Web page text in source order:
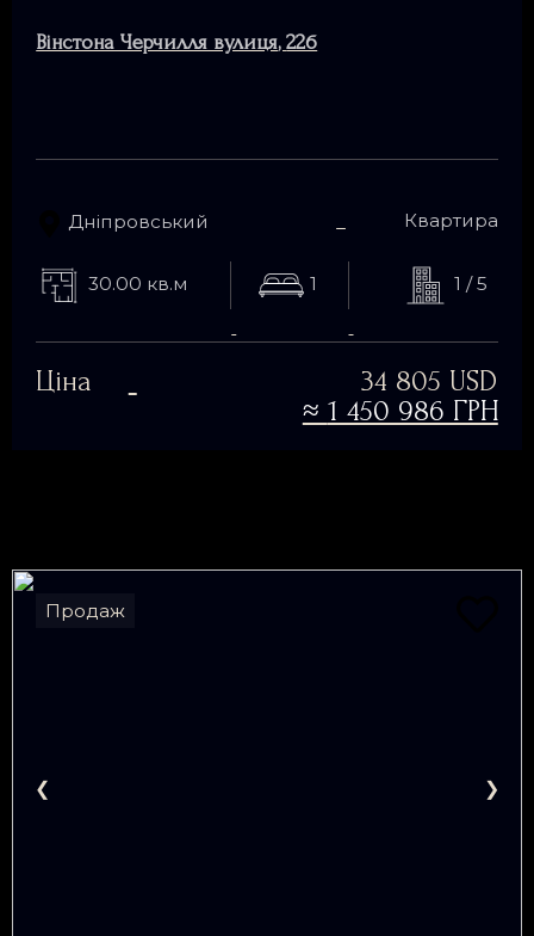
Вінстона Черчилля вулиця,22б
Дніпровський Квартира
30.00 кв.м 1 1 / 5
Ціна
34 805 USD
≈ 1 450 986 ГРН
Продаж